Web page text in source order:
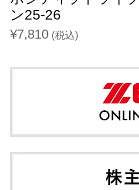
ン25-26
¥7,810 (税込)